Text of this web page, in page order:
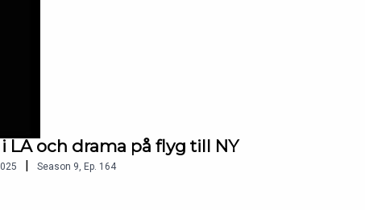
i LA och drama på flyg till NY
| Season 9 Ep. 164